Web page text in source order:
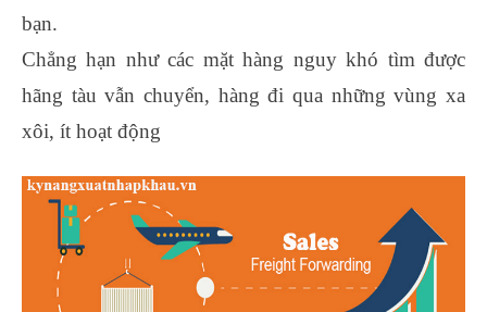
bạn.
Chẳng hạn như các mặt hàng nguy khó tìm được
hãng tàu vẫn chuyển, hàng đi qua những vùng xa
xôi, ít hoạt động